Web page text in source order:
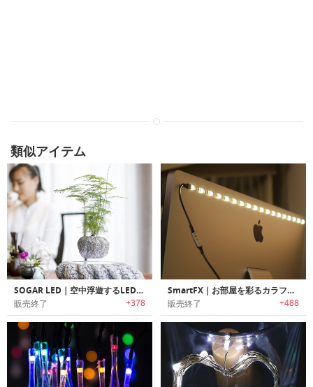
類似アイテム
SOGAR LED｜空中浮遊するLED付きマグネット盆栽サスペンション
販売終了 +378
SmartFX｜お部屋を彩るカラフルLEDストリップ
販売終了 +488